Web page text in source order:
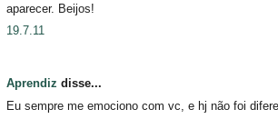
aparecer. Beijos!
19.7.11
Aprendiz disse...
Eu sempre me emociono com vc, e hj não foi